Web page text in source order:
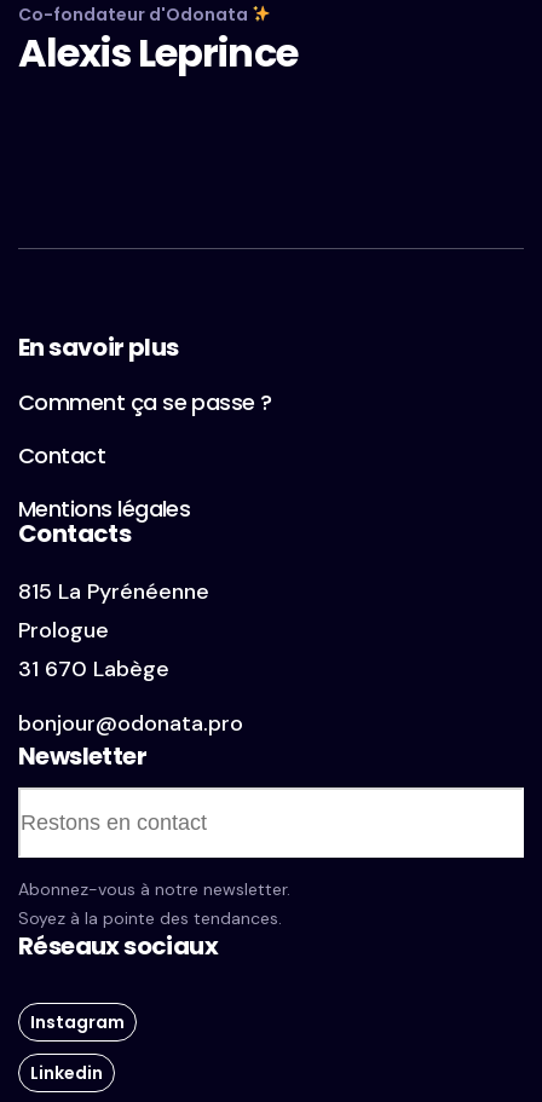
Co-fondateur d'Odonata
Alexis Leprince
En savoir plus
Comment ça se passe ?
Contact
Mentions légales
Contacts
815 La Pyrénéenne
Prologue
31 670 Labège
bonjour@odonata.pro
Newsletter
Abonnez-vous à notre newsletter.
Soyez à la pointe des tendances.
Réseaux sociaux
Instagram
Linkedin